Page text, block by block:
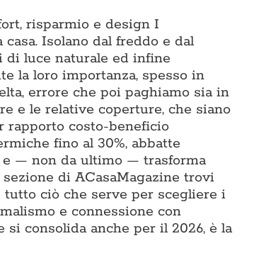
risparmio e design I
Isolano dal freddo e dal
di luce naturale ed infine
la loro importanza, spesso in
errore che poi paghiamo sia in
e le relative coperture, che siano
rapporto costo-beneficio
fino al 30%, abbatte
e — non da ultimo — trasforma
di ACasaMagazine trovi
ciò che serve per scegliere i
e connessione con
consolida anche per il 2026, è la